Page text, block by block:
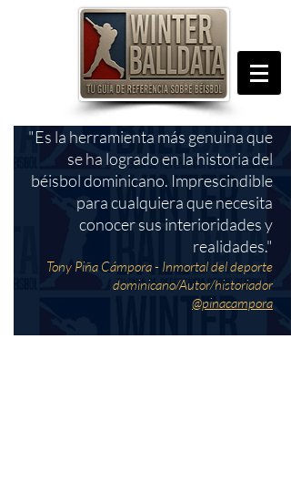
"Es la herramienta más genuina que
se ha logrado en la historia del
béisbol dominicano. Imprescindible
para cualquiera que necesita
conocer sus interioridades y
realidades."
Tony Piña Cámpora - Inmortal del deporte
dominicano/Autor/historiador
@pinacampora